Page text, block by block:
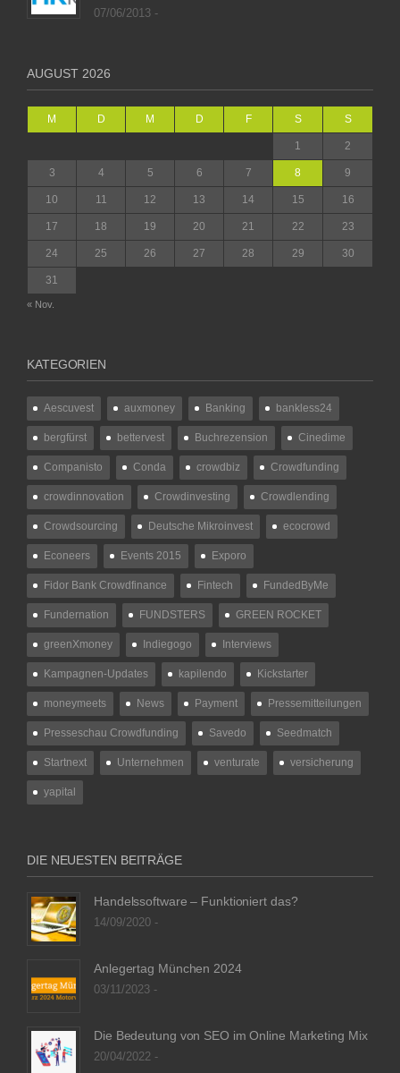
07/06/2013 -
AUGUST 2026
M D M D F S S
1 2
3 4 5 6 7 8 9
10 11 12 13 14 15 16
17 18 19 20 21 22 23
24 25 26 27 28 29 30
31
« Nov.
KATEGORIEN
Aescuvest auxmoney Banking bankless24
bergfürst bettervest Buchrezension Cinedime
Companisto Conda crowdbiz Crowdfunding
crowdinnovation Crowdinvesting Crowdlending
Crowdsourcing Deutsche Mikroinvest ecocrowd
Econeers Events 2015 Exporo
Fidor Bank Crowdfinance Fintech FundedByMe
Fundernation FUNDSTERS GREEN ROCKET
greenXmoney Indiegogo Interviews
Kampagnen-Updates kapilendo Kickstarter
moneymeets News Payment Pressemitteilungen
Presseschau Crowdfunding Savedo Seedmatch
Startnext Unternehmen venturate versicherung
yapital
DIE NEUESTEN BEITRÄGE
Handelssoftware – Funktioniert das?
14/09/2020 -
Anlegertag München 2024
03/11/2023 -
Die Bedeutung von SEO im Online Marketing Mix
20/04/2022 -